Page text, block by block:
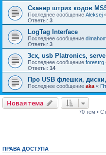
Сканер штрих кодов
Последнее сообщение Aleksej
Ответы: 3
LogTag Interface
Последнее сообщение
Ответы: 3
3cx, usb Platronics,
Последнее сообщение forestrg
Ответы: 14
Про USB флешки, диски,
Последнее сообщение aka «
Новая тема
70 тем •
ПРАВА ДОСТУПА